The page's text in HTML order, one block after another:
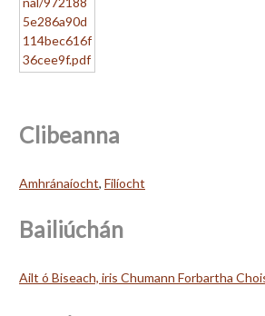
Clibeanna
Amhránaíocht, Filíocht
Bailiúchán
Ailt ó Biseach, iris Chumann Forbartha